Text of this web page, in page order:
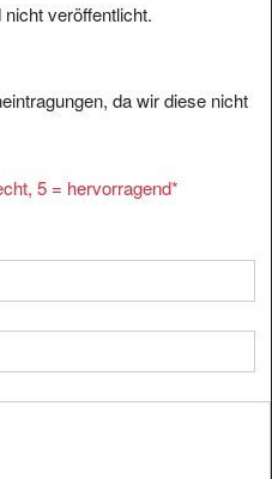
veröffentlicht.
da wir diese nicht
5 = hervorragend*